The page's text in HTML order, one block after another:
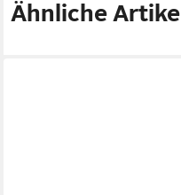
Ähnliche Artikel